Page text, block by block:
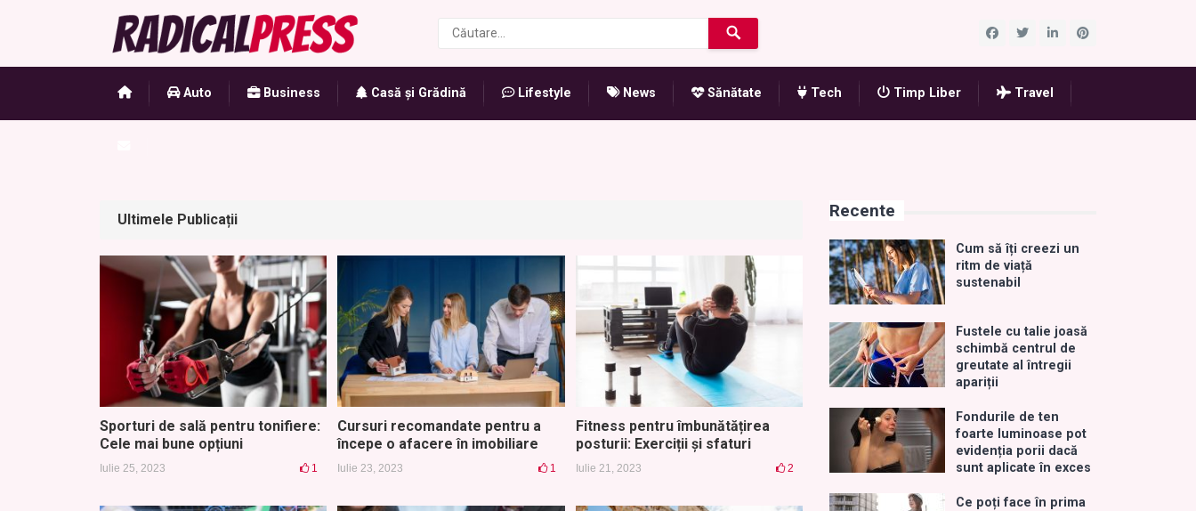
Auto Business Casă și Grădină Lifestyle News Sănătate Tech Timp Liber Travel
Ultimele Publicații
Sporturi de sală pentru tonifiere:
Cele mai bune opțiuni
Iulie 25, 2023 1
Cursuri recomandate pentru a
începe o afacere în imobiliare
Iulie 23, 2023 1
Fitness pentru îmbunătățirea
posturii: Exerciții și sfaturi
Iulie 21, 2023 2
Recente
Cum să îți creezi un
ritm de viață
sustenabil
Fustele cu talie joasă
schimbă centrul de
greutate al întregii
apariții
Fondurile de ten
foarte luminoase pot
evidenția porii dacă
sunt aplicate în exces
Ce poți face în prima